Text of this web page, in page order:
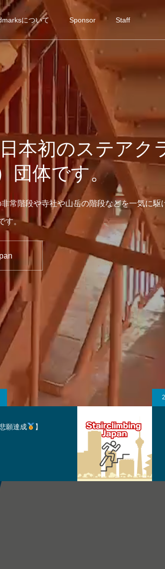
について Sponsor Staff
本初のステアク
団体です。
常階段や寺社や山岳の階段などを一気に駆
す。
願達成 】